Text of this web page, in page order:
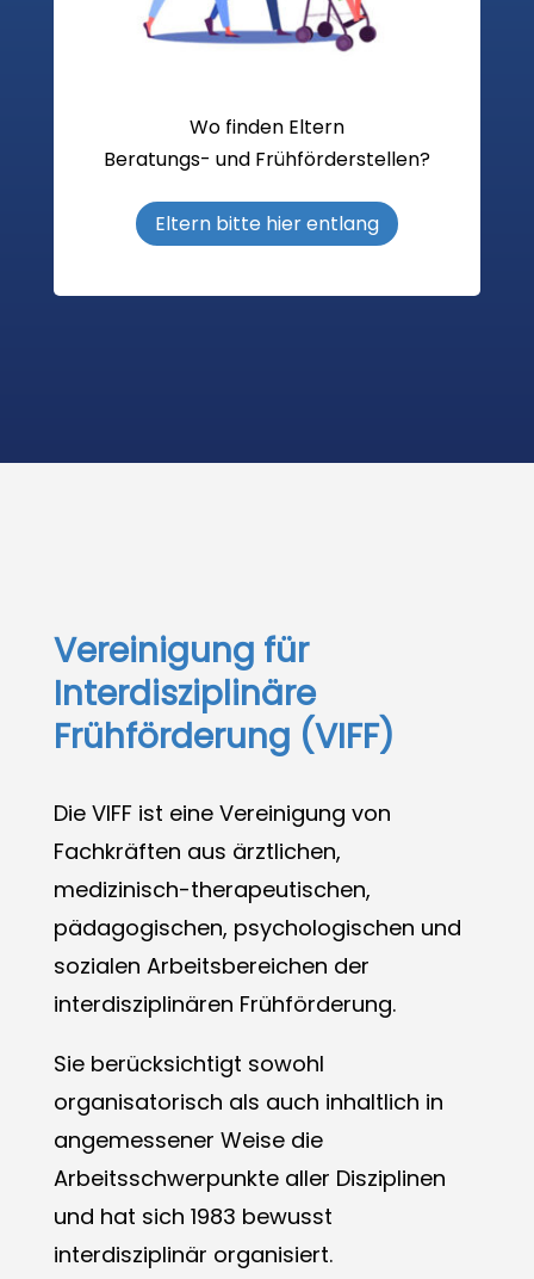
Wo finden Eltern
Beratungs- und Frühförderstellen?
Eltern bitte hier entlang
Vereinigung für
Interdisziplinäre
Frühförderung (VIFF)
Die VIFF ist eine Vereinigung von
Fachkräften aus ärztlichen,
medizinisch-therapeutischen,
pädagogischen, psychologischen und
sozialen Arbeitsbereichen der
interdisziplinären Frühförderung.
Sie berücksichtigt sowohl
organisatorisch als auch inhaltlich in
angemessener Weise die
Arbeitsschwerpunkte aller Disziplinen
und hat sich 1983 bewusst
interdisziplinär organisiert.